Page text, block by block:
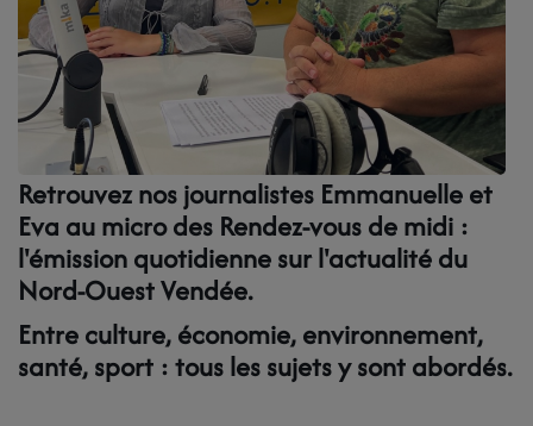
LES TITRES DIFFUSES
NOS PARTENAIRES
NOS MECENES
PAROLES DE MECENES
Retrouvez nos journalistes Emmanuelle et
Eva au micro des Rendez-vous de midi :
l'émission quotidienne sur l'actualité du
Nord-Ouest Vendée.
Entre culture, économie, environnement,
santé, sport : tous les sujets y sont abordés.